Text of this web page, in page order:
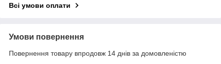
Всі умови оплати
Умови повернення
Повернення товару впродовж 14 днів за домовленістю